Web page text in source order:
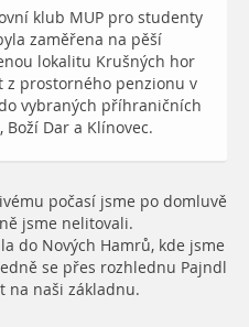
klub MUP pro studenty
zaměřena na pěší
lokalitu Krušných hor
z prostorného penzionu v
vybraných příhraničních
Boží Dar a Klínovec.
počasí jsme po domluvě
jsme nelitovali.
do Nových Hamrů, kde jsme
se přes rozhlednu Pajndl
na naši základnu.